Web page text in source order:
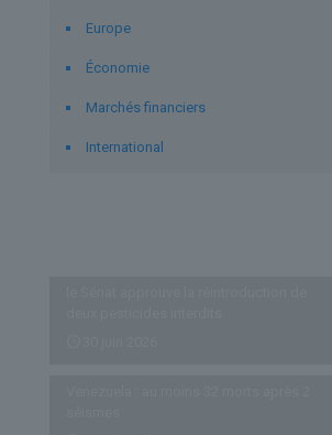
Europe
Économie
Marchés financiers
International